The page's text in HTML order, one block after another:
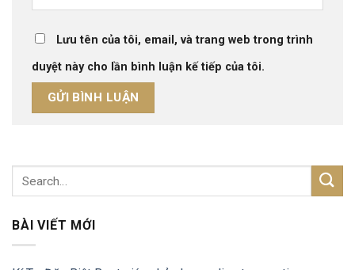
Lưu tên của tôi, email, và trang web trong trình
duyệt này cho lần bình luận kế tiếp của tôi.
BÀI VIẾT MỚI